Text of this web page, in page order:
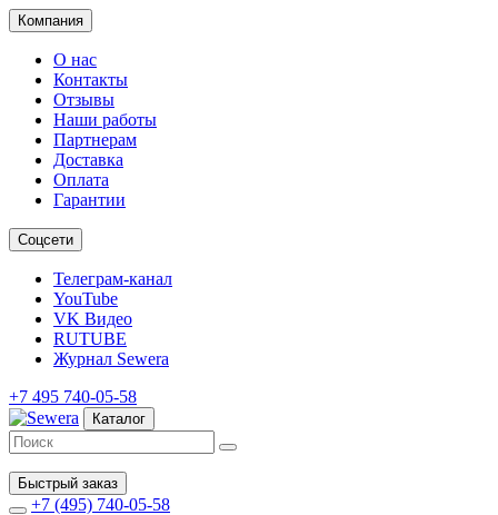
Компания
О нас
Контакты
Отзывы
Наши работы
Партнерам
Доставка
Оплата
Гарантии
Соцсети
Телеграм-канал
YouTube
VK Видео
RUTUBE
Журнал Sewera
+7 495 740-05-58
Каталог
Быстрый заказ
+7 (495) 740-05-58